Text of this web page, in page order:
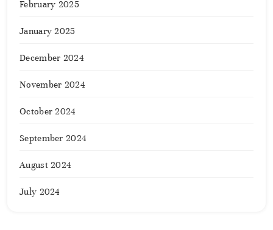
February 2025
January 2025
December 2024
November 2024
October 2024
September 2024
August 2024
July 2024